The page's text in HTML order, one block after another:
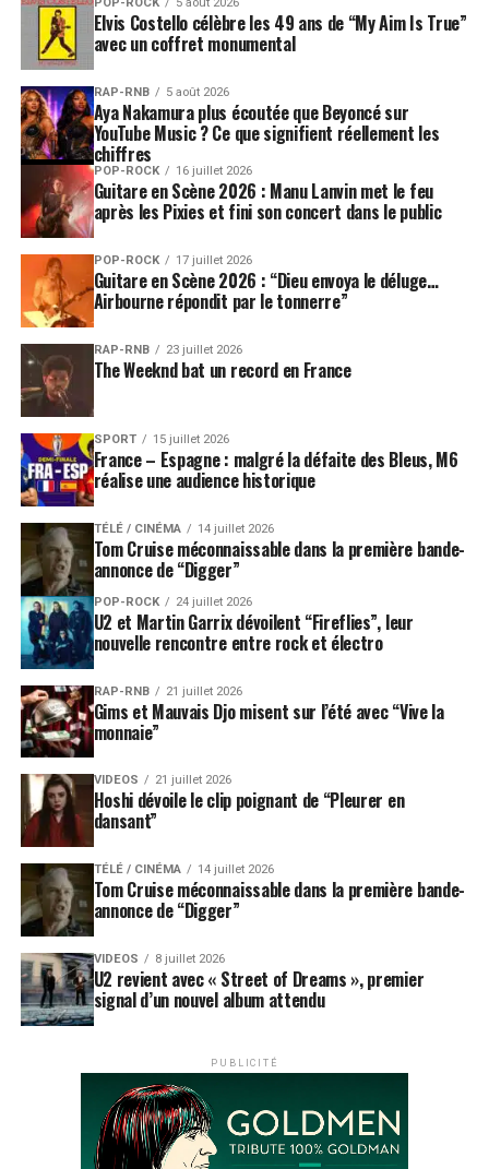
Elvis Costello célèbre les 49 ans de “My Aim Is True”
avec un coffret monumental
RAP-RNB 5 août 2026
Aya Nakamura plus écoutée que Beyoncé sur
YouTube Music ? Ce que signifient réellement les
chiffres
POP-ROCK 16 juillet 2026
Guitare en Scène 2026 : Manu Lanvin met le feu
après les Pixies et fini son concert dans le public
POP-ROCK 17 juillet 2026
Guitare en Scène 2026 : “Dieu envoya le déluge…
Airbourne répondit par le tonnerre”
RAP-RNB 23 juillet 2026
The Weeknd bat un record en France
SPORT 15 juillet 2026
France – Espagne : malgré la défaite des Bleus, M6
réalise une audience historique
TÉLÉ / CINÉMA 14 juillet 2026
Tom Cruise méconnaissable dans la première bande-
annonce de “Digger”
POP-ROCK 24 juillet 2026
U2 et Martin Garrix dévoilent “Fireflies”, leur
nouvelle rencontre entre rock et électro
RAP-RNB 21 juillet 2026
Gims et Mauvais Djo misent sur l’été avec “Vive la
monnaie”
VIDEOS 21 juillet 2026
Hoshi dévoile le clip poignant de “Pleurer en
dansant”
TÉLÉ / CINÉMA 14 juillet 2026
Tom Cruise méconnaissable dans la première bande-
annonce de “Digger”
VIDEOS 8 juillet 2026
U2 revient avec « Street of Dreams », premier
signal d’un nouvel album attendu
PUBLICITÉ